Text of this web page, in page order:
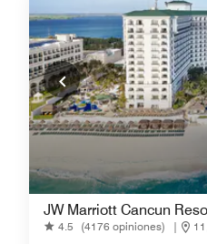
JW Marriott Cancun
4.5 (4176 opiniones) |